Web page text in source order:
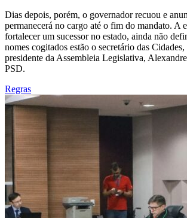
Dias depois, porém, o governador recuou e
permanecerá no cargo até o fim do mandato. A
fortalecer um sucessor no estado, ainda não
nomes cogitados estão o secretário das
presidente da Assembleia Legislativa,
PSD.
Regras